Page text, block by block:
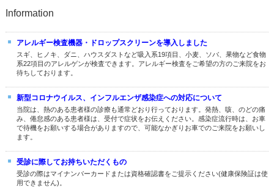
Information
アレルギー検査機器・ドロップスクリーンを導入しました
スギ、ヒノキ、ダニ、ハウスダストなど吸入系19項目、小麦、ソバ、果物など食物
系22項目のアレルゲンが検査できます。アレルギー検査をご希望の方のご来院をお
待ちしております。
新型コロナウイルス、インフルエンザ感染症への対応について
当院は、熱のある患者様の診療も通常どおり行っております。発熱、咳、のどの痛
み、倦怠感のある患者様は、受付で症状をお伝えください。感染症流行時は、お車
で待機をお願いする場合がありますので、可能なかぎりお車でのご来院をお願いし
ます。
受診に際してお持ちいただくもの
受診の際はマイナンバーカードまたは資格確認書をご提示ください(健康保険証は使
用できません)。